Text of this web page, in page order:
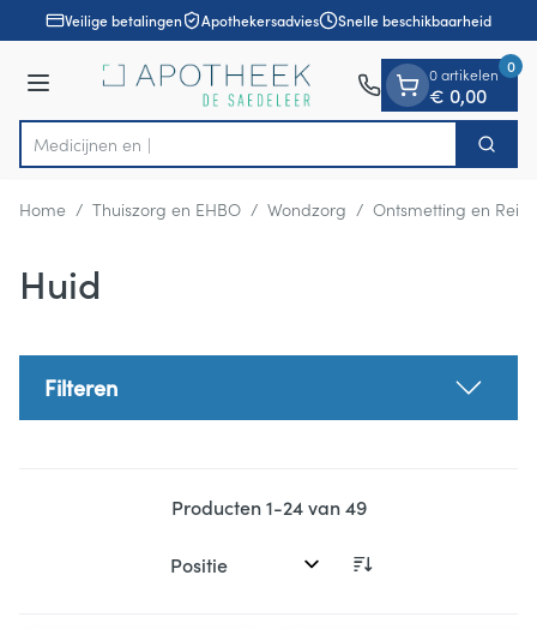
Ga naar de inhoud
1 van 1Veilige betalingen Apothekersadvies Snelle beschikbaarheid
Menu
Product, merk, categorie... Zoek
0 artikelen
€ 0,00
0
Home / Thuiszorg en EHBO / Wondzorg / Ontsmetting en
Huid
Filteren
Producten1-24van49
Sorteer op: